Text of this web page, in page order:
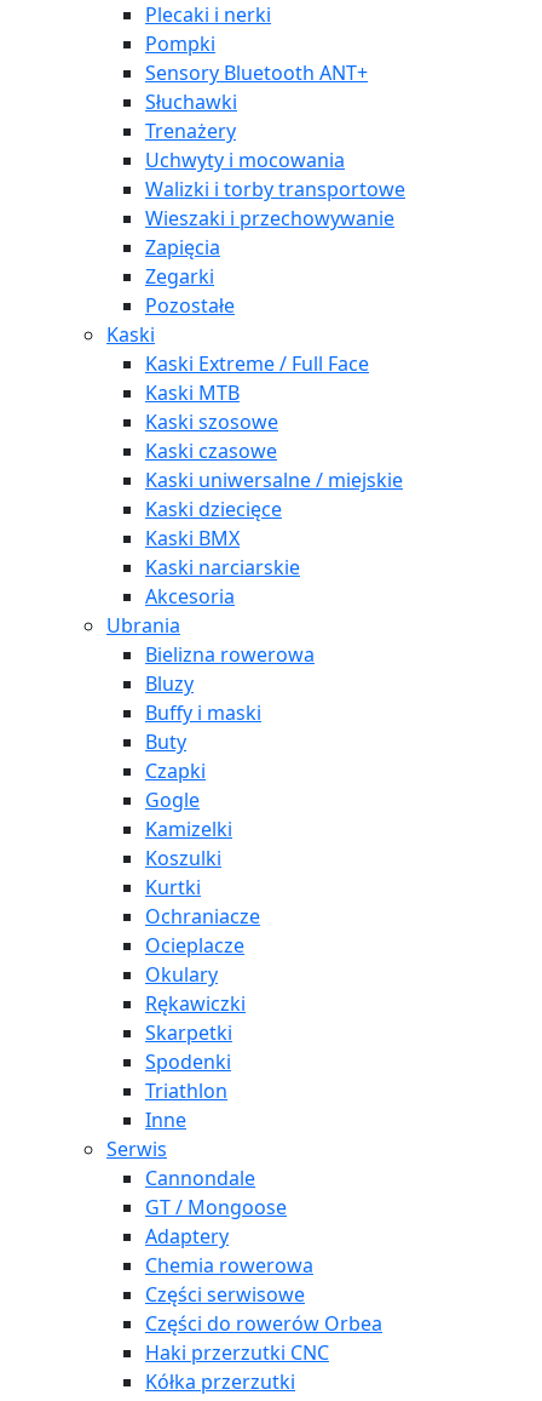
Plecaki i nerki
Pompki
Sensory Bluetooth ANT+
Słuchawki
Trenażery
Uchwyty i mocowania
Walizki i torby transportowe
Wieszaki i przechowywanie
Zapięcia
Zegarki
Pozostałe
Kaski
Kaski Extreme / Full Face
Kaski MTB
Kaski szosowe
Kaski czasowe
Kaski uniwersalne / miejskie
Kaski dziecięce
Kaski BMX
Kaski narciarskie
Akcesoria
Ubrania
Bielizna rowerowa
Bluzy
Buffy i maski
Buty
Czapki
Gogle
Kamizelki
Koszulki
Kurtki
Ochraniacze
Ocieplacze
Okulary
Rękawiczki
Skarpetki
Spodenki
Triathlon
Inne
Serwis
Cannondale
GT / Mongoose
Adaptery
Chemia rowerowa
Części serwisowe
Części do rowerów Orbea
Haki przerzutki CNC
Kółka przerzutki